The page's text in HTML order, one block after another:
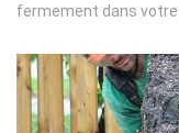
fermement dans votre